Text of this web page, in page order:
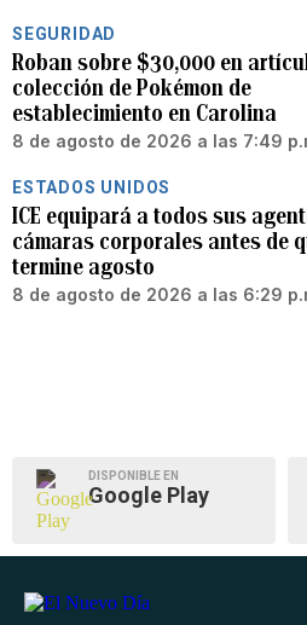
SEGURIDAD
Roban sobre $30,000 en
colección de Pokémon de
establecimiento en Carolina
8 de agosto de 2026 a las 7:49
ESTADOS UNIDOS
ICE equipará a todos sus
cámaras corporales antes de
termine agosto
8 de agosto de 2026 a las 6:29
DISPONIBLE EN
Google Play